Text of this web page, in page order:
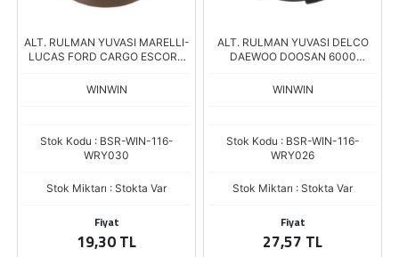
ALT. RULMAN YUVASI MARELLI-
LUCAS FORD CARGO ESCORT
Çap.35,00
WINWIN
Stok Kodu : BSR-WIN-116-
WRY030
Stok Miktarı : Stokta Var
Fiyat
19,30 TL
ALT. RULMAN YUVASI DELCO
DAEWOO DOOSAN 6000
WINWIN
Stok Kodu : BSR-WIN-116-
WRY026
Stok Miktarı : Stokta Var
Fiyat
27,57 TL